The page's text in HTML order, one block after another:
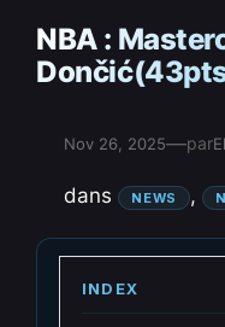
NBA :
Nov 26, 2025—par
dans NEWS ,
INDEX